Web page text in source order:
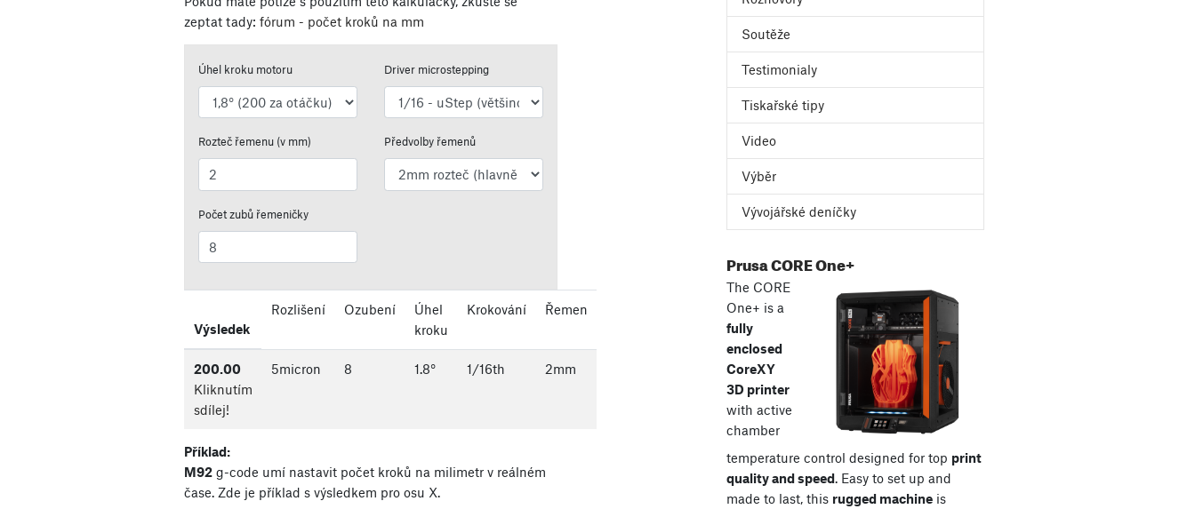
zeptat tady: fórum - počet kroků na mm
Úhel kroku motoru Driver microstepping
Rozteč řemenu (v mm) Předvolby řemenů
Počet zubů řemeničky
Výsledek
Rozlišení Ozubení
Úhel
kroku
Krokování Řemen
200.00
Kliknutím
sdílej!
5micron 8 1.8° 1/16th 2mm
Příklad:
M92 g-code umí nastavit počet kroků na milimetr v reálném
čase. Zde je příklad s výsledkem pro osu X.
Soutěže
Testimonialy
Tiskařské tipy
Video
Výběr
Vývojářské deníčky
Prusa CORE One+
The CORE
One+ is a
fully
enclosed
CoreXY
3D printer
with active
chamber
temperature control designed for top print
quality and speed. Easy to set up and
made to last, this rugged machineis